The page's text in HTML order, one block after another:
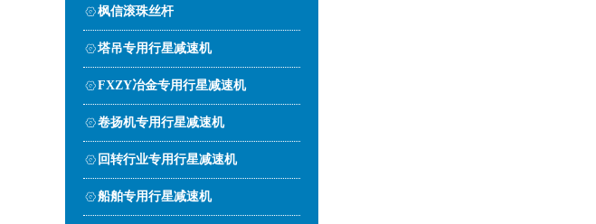
枫信滚珠丝杆
塔吊专用行星减速机
FXZY冶金专用行星减速机
卷扬机专用行星减速机
回转行业专用行星减速机
船舶专用行星减速机